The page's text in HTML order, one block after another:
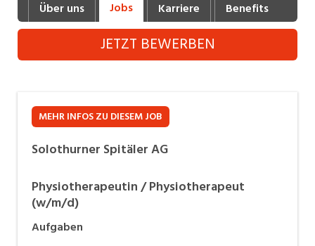
Industrie, Maschinenbau, Anlagenbau,
Produktion
Informatik, Telekommunikation
Körperpflege, Wellness
Marketing, Kommunikation, Medien, Druck
Medizin, Gesundheitswesen, Pflege
Sicherheit, Rettung, Polizei, Zoll
Über uns Jobs Karriere Benefits
JETZT BEWERBEN
MEHR INFOS ZU DIESEM JOB
Solothurner Spitäler AG
Physiotherapeutin / Physiotherapeut
(w/m/d)
Aufgaben